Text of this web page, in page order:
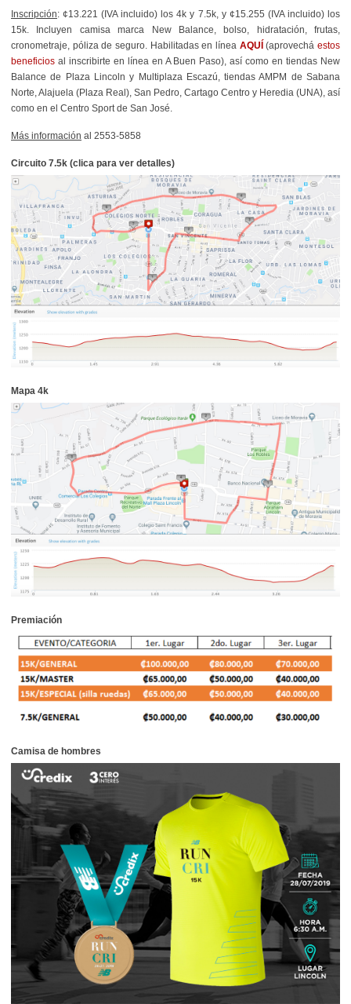
Inscripción: ¢13.221 (IVA incluido) los 4k y 7.5k, y ¢15.255 (IVA incluido) los
15k. Incluyen camisa marca New Balance, bolso, hidratación, frutas,
cronometraje, póliza de seguro. Habilitadas en línea AQUÍ (aprovecháestos
beneficios al inscribirte en línea en A Buen Paso) , así como en tiendas New
Balance de Plaza Lincoln y Multiplaza Escazú, tiendas AMPM de Sabana
Norte, Alajuela (Plaza Real), San Pedro, Cartago Centro y Heredia (UNA), así
como en el Centro Sport de San José.
Más información al 2553-5858
Circuito 7.5k (clica para ver detalles)
Mapa 4k
Premiación
Camisa de hombres